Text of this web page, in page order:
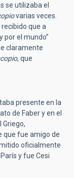
se utilizaba el
varias veces.
que a
por el mundo”
claramente
, que
presente en la
de Faber y en el
Griego,
que fue amigo de
oficialmente
y fue Cesi